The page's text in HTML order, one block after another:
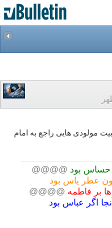
مولودی هایی راجع به امام
حساس بود @@@@
عطر یاس بود
بر فاطمه @@@@
اگر عباس بود